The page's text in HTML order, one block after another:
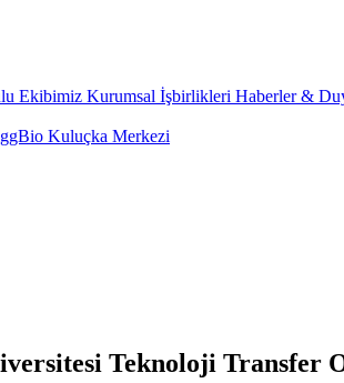
Ekibimiz Kurumsal İşbirlikleri Haberler &
Kuluçka Merkezi
Teknoloji Transfer